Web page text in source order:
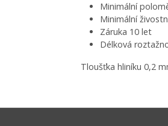
Minimální
Minimální
Záruka 10 let
Délková
Tloušťka hliníku 0,2